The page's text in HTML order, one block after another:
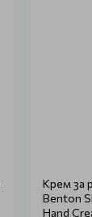
Крем за
Benton
Hand